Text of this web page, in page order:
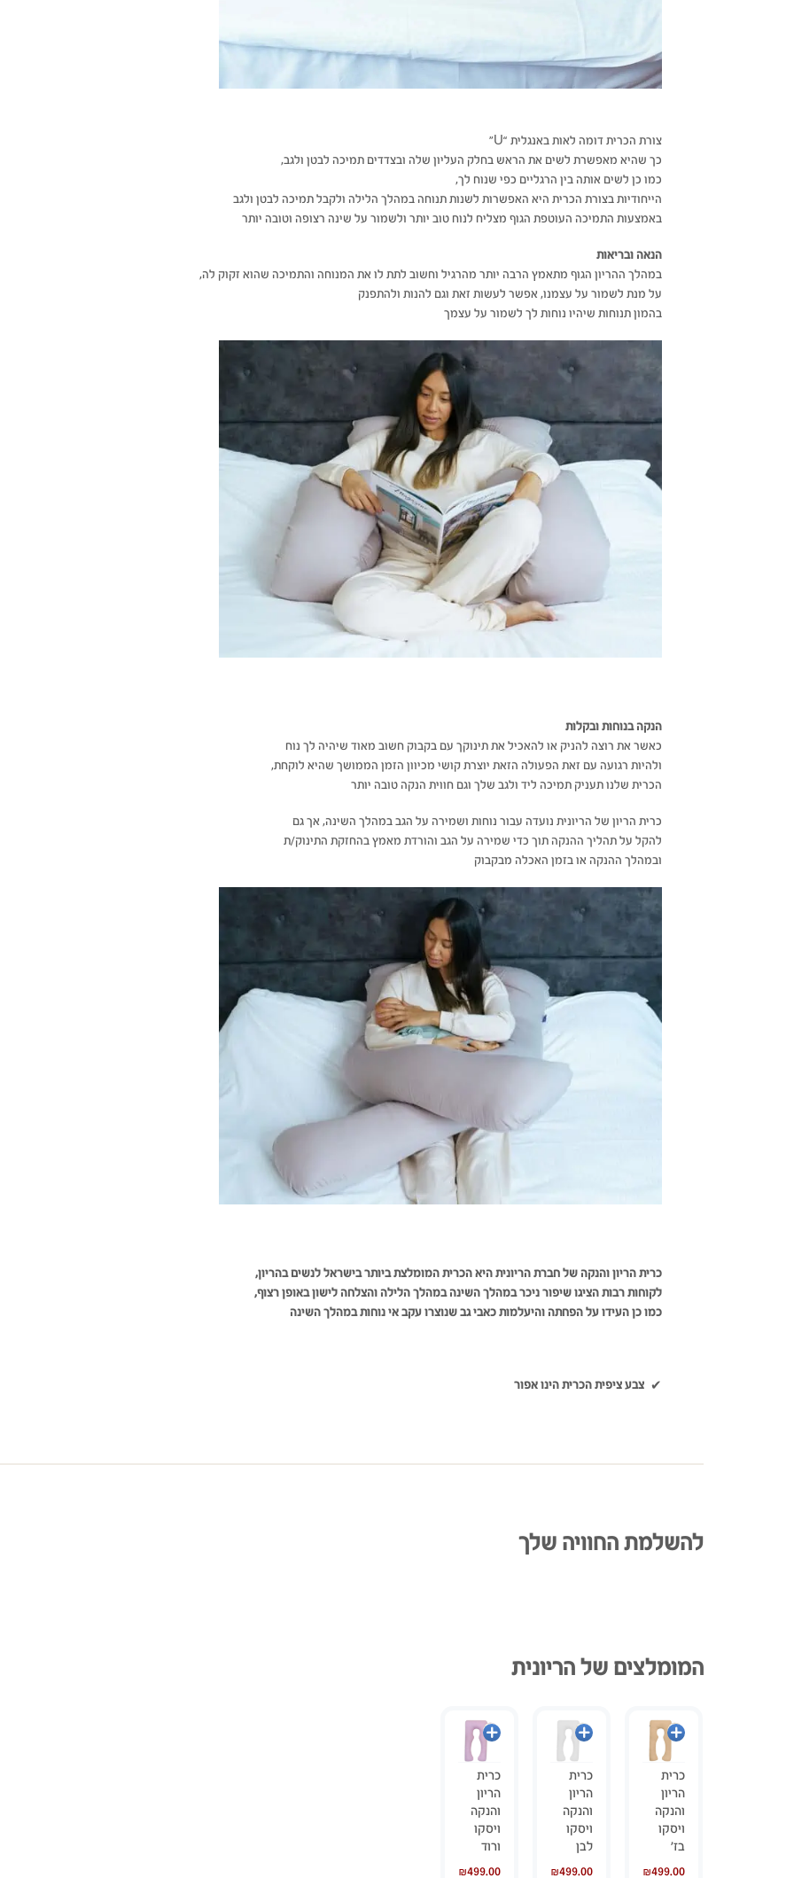
צורת הכרית דומה לאות באנגלית “U”
כך שהיא מאפשרת לשים את הראש בחלק העליון שלה ובצדדים תמיכה לבטן ולגב,
כמו כן לשים אותה בין הרגליים כפי שנוח לך,
הייחודיות בצורת הכרית היא האפשרות לשנות תנוחה במהלך הלילה ולקבל תמיכה לבטן ולגב
באמצעות התמיכה העוטפת הגוף מצליח לנוח טוב יותר ולשמור על שינה רצופה וטובה יותר
הנאה ובריאות
במהלך ההריון הגוף מתאמץ הרבה יותר מהרגיל וחשוב לתת לו את המנוחה והתמיכה שהוא זקוק לה,
על מנת לשמור על עצמנו, אפשר לעשות זאת וגם להנות ולהתפנק
בהמון תנוחות שיהיו נוחות לך לשמור על עצמך
הנקה בנוחות ובקלות
כאשר את רוצה להניק או להאכיל את תינוקך עם בקבוק חשוב מאוד שיהיה לך נוח
ולהיות רגועה עם זאת הפעולה הזאת יוצרת קושי מכיוון הזמן הממושך שהיא לוקחת,
הכרית שלנו תעניק תמיכה ליד ולגב שלך וגם חווית הנקה טובה יותר
כרית הריון של הריונית נועדה עבור נוחות ושמירה על הגב במהלך השינה, אך גם
להקל על תהליך ההנקה תוך כדי שמירה על הגב והורדת מאמץ בהחזקת התינוק/ת
ובמהלך ההנקה או בזמן האכלה מבקבוק
כרית הריון והנקה של חברת הריונית היא הכרית המומלצת ביותר בישראל לנשים בהריון,
לקוחות רבות הציגו שיפור ניכר במהלך השינה במהלך הלילה והצלחה לישון באופן רצוף,
כמו כן העידו על הפחתה והיעלמות כאבי גב שנוצרו עקב אי נוחות במהלך השינה
צבע ציפית הכרית הינו אפור
להשלמת החוויה שלך
המומלצים של הריונית
כרית
הריון
והנקה
ויסקו
בז’
₪499.00
הוספה
לסל
כרית
הריון
והנקה
ויסקו
לבן
₪499.00
הוספה
לסל
כרית
הריון
והנקה
ויסקו
ורוד
₪499.00
הוספה
לסל